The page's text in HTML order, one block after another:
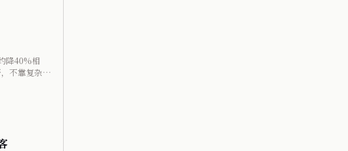
降40%相
不靠复杂解